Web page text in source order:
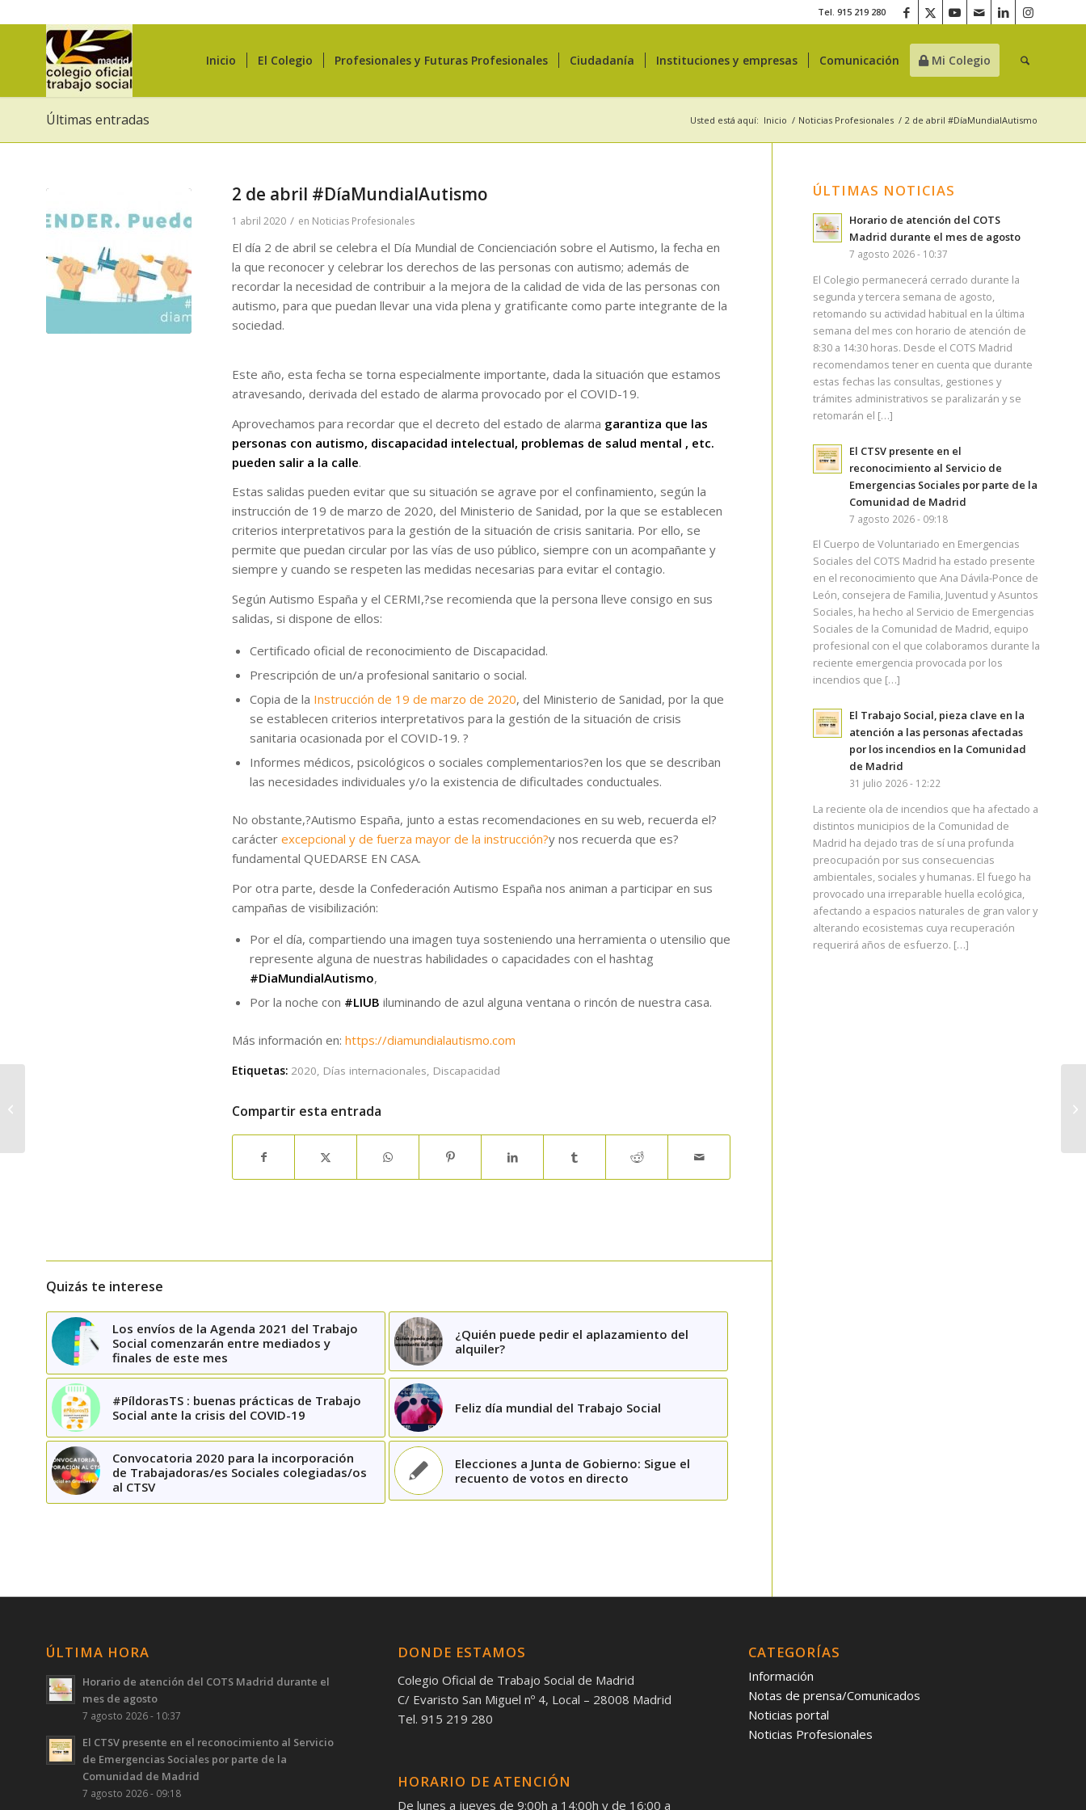
Tel. 915 219 280
Inicio El Colegio Profesionales y Futuras Profesionales Ciudadanía Instituciones y empresas Comunicación Mi Colegio
Últimas entradas Usted está aquí: Inicio / Noticias Profesionales / 2 de abril #DíaMundialAutismo
2 de abril #DíaMundialAutismo
1 abril 2020 / en Noticias Profesionales
El día 2 de abril se celebra el Día Mundial de Concienciación sobre el Autismo, la fecha en
la que reconocer y celebrar los derechos de las personas con autismo; además de
recordar la necesidad de contribuir a la mejora de la calidad de vida de las personas con
autismo, para que puedan llevar una vida plena y gratificante como parte integrante de la
sociedad.
Este año, esta fecha se torna especialmente importante, dada la situación que estamos
atravesando, derivada del estado de alarma provocado por el COVID-19.
Aprovechamos para recordar que el decreto del estado de alarma garantiza que las
personas con autismo, discapacidad intelectual, problemas de salud mental , etc.
pueden salir a la calle.
Estas salidas pueden evitar que su situación se agrave por el confinamiento, según la
instrucción de 19 de marzo de 2020, del Ministerio de Sanidad, por la que se establecen
criterios interpretativos para la gestión de la situación de crisis sanitaria. Por ello, se
permite que puedan circular por las vías de uso público, siempre con un acompañante y
siempre y cuando se respeten las medidas necesarias para evitar el contagio.
Según Autismo España y el CERMI,?se recomienda que la persona lleve consigo en sus
salidas, si dispone de ellos:
Certificado oficial de reconocimiento de Discapacidad.
Prescripción de un/a profesional sanitario o social.
Copia de la Instrucción de 19 de marzo de 2020, del Ministerio de Sanidad, por la que
se establecen criterios interpretativos para la gestión de la situación de crisis
sanitaria ocasionada por el COVID-19. ?
Informes médicos, psicológicos o sociales complementarios?en los que se describan
las necesidades individuales y/o la existencia de dificultades conductuales.
No obstante,?Autismo España, junto a estas recomendaciones en su web, recuerda el?
carácter excepcional y de fuerza mayor de la instrucción?y nos recuerda que es?
fundamental QUEDARSE EN CASA.
Por otra parte, desde la Confederación Autismo España nos animan a participar en sus
campañas de visibilización:
Por el día, compartiendo una imagen tuya sosteniendo una herramienta o utensilio que
represente alguna de nuestras habilidades o capacidades con el hashtag
#DiaMundialAutismo,
Por la noche con #LIUB iluminando de azul alguna ventana o rincón de nuestra casa.
Más información en: https://diamundialautismo.com
Etiquetas: 2020, Días internacionales, Discapacidad
Compartir esta entrada
Quizás te interese
Los envíos de la Agenda 2021 del Trabajo
Social comenzarán entre mediados y
finales de este mes
¿Quién puede pedir el aplazamiento del
alquiler?
#PíldorasTS : buenas prácticas de Trabajo
Social ante la crisis del COVID-19
Feliz día mundial del Trabajo Social
Convocatoria 2020 para la incorporación
de Trabajadoras/es Sociales colegiadas/os
al CTSV
Elecciones a Junta de Gobierno: Sigue el
recuento de votos en directo
ÚLTIMAS NOTICIAS
Horario de atención del COTS
Madrid durante el mes de agosto
7 agosto 2026 - 10:37
El Colegio permanecerá cerrado durante la
segunda y tercera semana de agosto,
retomando su actividad habitual en la última
semana del mes con horario de atención de
8:30 a 14:30 horas. Desde el COTS Madrid
recomendamos tener en cuenta que durante
estas fechas las consultas, gestiones y
trámites administrativos se paralizarán y se
retomarán el […]
El CTSV presente en el
reconocimiento al Servicio de
Emergencias Sociales por parte de la
Comunidad de Madrid
7 agosto 2026 - 09:18
El Cuerpo de Voluntariado en Emergencias
Sociales del COTS Madrid ha estado presente
en el reconocimiento que Ana Dávila-Ponce de
León, consejera de Familia, Juventud y Asuntos
Sociales, ha hecho al Servicio de Emergencias
Sociales de la Comunidad de Madrid, equipo
profesional con el que colaboramos durante la
reciente emergencia provocada por los
incendios que […]
El Trabajo Social, pieza clave en la
atención a las personas afectadas
por los incendios en la Comunidad
de Madrid
31 julio 2026 - 12:22
La reciente ola de incendios que ha afectado a
distintos municipios de la Comunidad de
Madrid ha dejado tras de sí una profunda
preocupación por sus consecuencias
ambientales, sociales y humanas. El fuego ha
provocado una irreparable huella ecológica,
afectando a espacios naturales de gran valor y
alterando ecosistemas cuya recuperación
requerirá años de esfuerzo. […]
ÚLTIMA HORA
Horario de atención del COTS Madrid durante el
mes de agosto
7 agosto 2026 - 10:37
El CTSV presente en el reconocimiento al Servicio
de Emergencias Sociales por parte de la
Comunidad de Madrid
7 agosto 2026 - 09:18
DONDE ESTAMOS
Colegio Oficial de Trabajo Social de Madrid
C/ Evaristo San Miguel nº 4, Local – 28008 Madrid
Tel. 915 219 280
HORARIO DE ATENCIÓN
De lunes a jueves de 9:00h a 14:00h y de 16:00 a
CATEGORÍAS
Información
Notas de prensa/Comunicados
Noticias portal
Noticias Profesionales